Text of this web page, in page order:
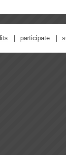
participate